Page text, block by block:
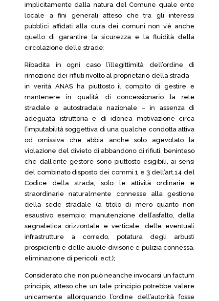
implicitamente dalla natura del Comune quale ente
locale a fini generali atteso che tra gli interessi
pubblici affidati alla cura dei comuni non v’è anche
quello di garantire la sicurezza e la fluidità della
circolazione delle strade;
Ribadita in ogni caso l’illegittimità dell’ordine di
rimozione dei rifiuti rivolto al proprietario della strada –
in verità ANAS ha piuttosto il compito di gestire e
mantenere in qualità di concessionario la rete
stradale e autostradale nazionale – in assenza di
adeguata istruttoria e di idonea motivazione circa
l’imputabilità soggettiva di una qualche condotta attiva
od omissiva che abbia anche solo agevolato la
violazione del divieto di abbandono di rifiuti, beninteso
che dall’ente gestore sono piuttosto esigibili, ai sensi
del combinato disposto dei commi 1 e 3 dell’art.14 del
Codice della strada, solo le attività ordinarie e
straordinarie naturalmente connesse alla gestione
della sede stradale (a titolo di mero quanto non
esaustivo esempio: manutenzione dell’asfalto, della
segnaletica orizzontale e verticale, delle eventuali
infrastrutture a corredo, potatura degli arbusti
prospicienti e delle aiuole divisorie e pulizia connessa,
eliminazione di pericoli, ect.);
Considerato che non può neanche invocarsi un factum
principis, atteso che un tale principio potrebbe valere
unicamente allorquando l’ordine dell’autorità fosse